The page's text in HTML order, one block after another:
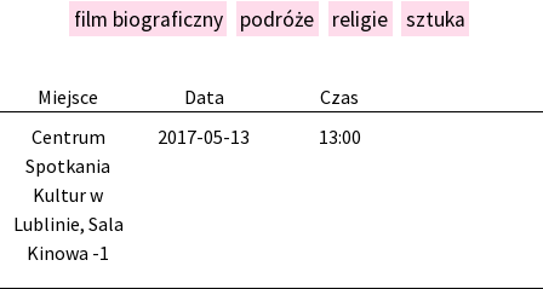
Miejsce Data
Czas
Centrum
Spotkania
Kultur w
Lublinie, Sala
Kinowa -1
2017-05-13 13:00
film biograficzny podróże religie sztuka